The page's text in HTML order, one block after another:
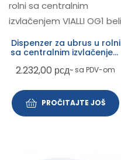
Dispenzer za ubrus u rolni
sa centralnim izvlačenjem
2.232,00 рсд~ sa PDV-om
PROČITAJTE JOŠ